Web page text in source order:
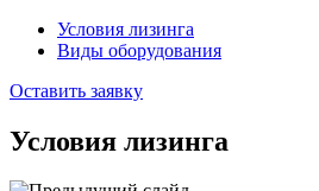
Условия лизинга
Виды оборудования
Оставить заявку
Условия лизинга